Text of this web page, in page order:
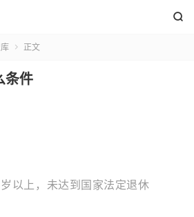

 正文
条件
以上，未达到国家法定退休